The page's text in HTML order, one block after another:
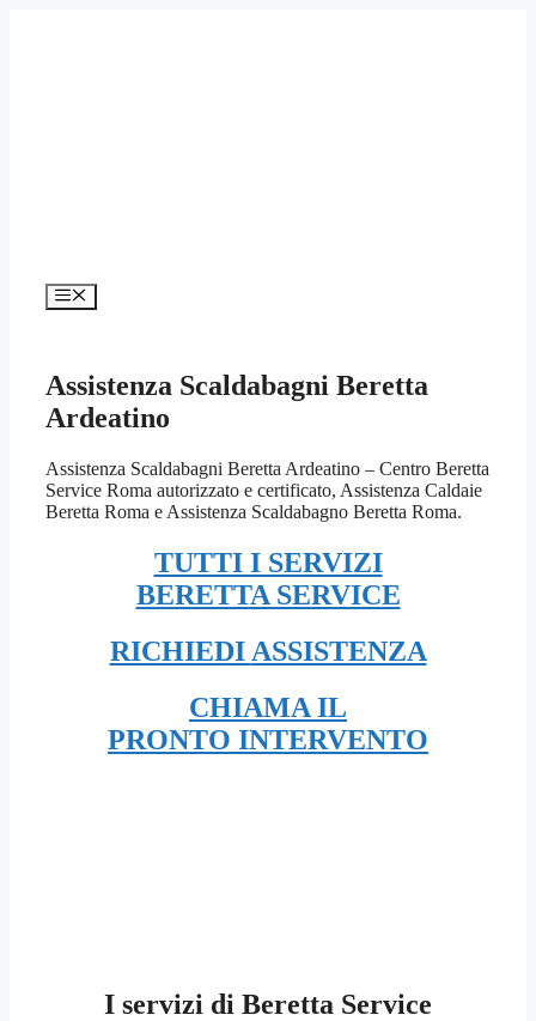
Menu
Assistenza Scaldabagni Beretta
Ardeatino
Assistenza Scaldabagni Beretta Ardeatino – Centro Beretta
Service Roma autorizzato e certificato, Assistenza Caldaie
Beretta Roma e Assistenza Scaldabagno Beretta Roma.
TUTTI I SERVIZI
BERETTA SERVICE
RICHIEDI ASSISTENZA
CHIAMA IL
PRONTO INTERVENTO
I servizi di Beretta Service